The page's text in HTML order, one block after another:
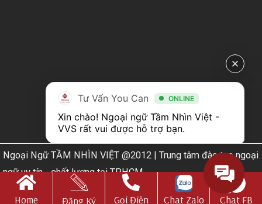
Ngoại Ngữ TẦM NHÌN VIỆT @2012 | Trung tâm đào tạo ngoại
ngữ uy tín - chất lượng tại TPHCM
Web Design by Nhà thiết kế website N.T.H DESIGN​
Home Đăng Ký Gọi Điện Chat Zalo Chat FB
Tư Vấn You Can ONLINE
Xin chào! Ngoại ngữ Tầm Nhìn Việt -
VVS rất vui được hỗ trợ bạn.